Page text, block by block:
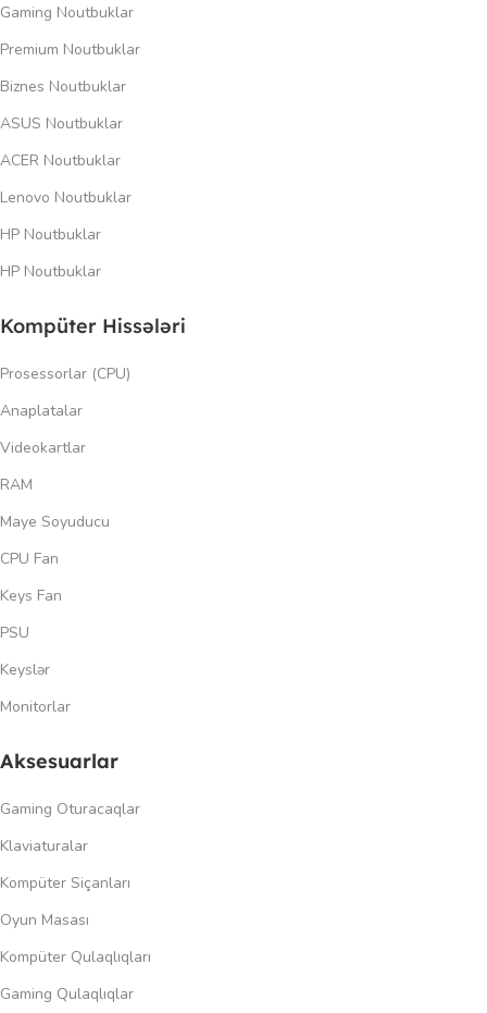
Gaming Noutbuklar
Premium Noutbuklar
Biznes Noutbuklar
ASUS Noutbuklar
ACER Noutbuklar
Lenovo Noutbuklar
HP Noutbuklar
HP Noutbuklar
Kompüter Hissələri
Prosessorlar (CPU)
Anaplatalar
Videokartlar
RAM
Maye Soyuducu
CPU Fan
Keys Fan
PSU
Keyslər
Monitorlar
Aksesuarlar
Gaming Oturacaqlar
Klaviaturalar
Kompüter Siçanları
Oyun Masası
Kompüter Qulaqlıqları
Gaming Qulaqlıqlar